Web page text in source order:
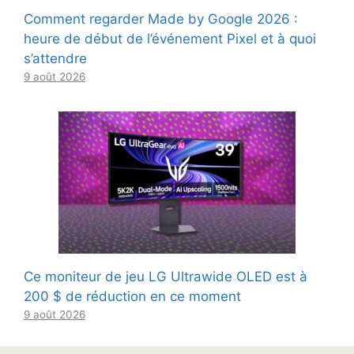
Comment regarder Made by Google 2026 :
heure de début de l’événement Pixel et à quoi
s’attendre
9 août 2026
Ce moniteur de jeu LG Ultrawide OLED est à
200 $ de réduction en ce moment
9 août 2026